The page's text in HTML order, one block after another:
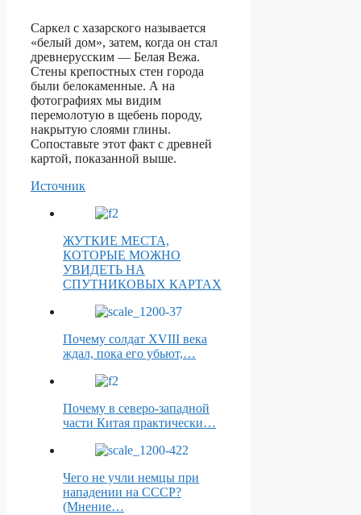
Саркел с хазарского называется
«белый дом», затем, когда он стал
древнерусским — Белая Вежа.
Стены крепостных стен города
были белокаменные. А на
фотографиях мы видим
перемолотую в щебень породу,
накрытую слоями глины.
Сопоставьте этот факт с древней
картой, показанной выше.
Источник
ЖУТКИЕ МЕСТА,
КОТОРЫЕ МОЖНО
УВИДЕТЬ НА
СПУТНИКОВЫХ КАРТАХ
Почему солдат XVIII века
ждал, пока его убьют,…
Почему в северо-западной
части Китая практически…
Чего не учли немцы при
нападении на СССР?
(Мнение…